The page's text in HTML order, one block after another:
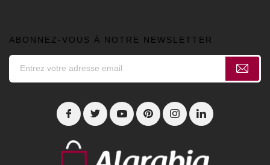
ABONNEZ-VOUS À NOTRE NEWSLETTER